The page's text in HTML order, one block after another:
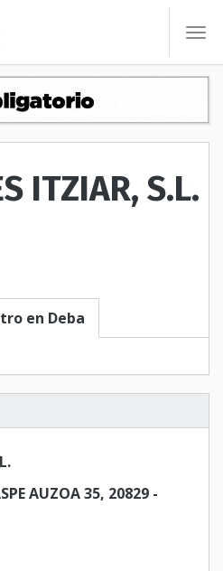
ITZIAR, S.L.
en Deba
AUZOA 35, 20829 -